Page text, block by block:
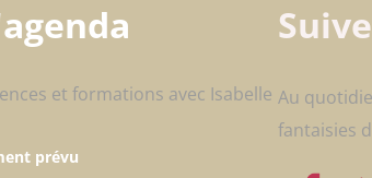
et formations avec Isabelle
prévu
Au
fantaisies